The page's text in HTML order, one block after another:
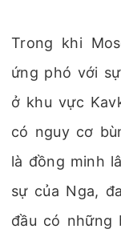
Trong khi
ứng phó với
ở khu vực
có nguy cơ
là đồng minh
sự của Nga,
đầu có những